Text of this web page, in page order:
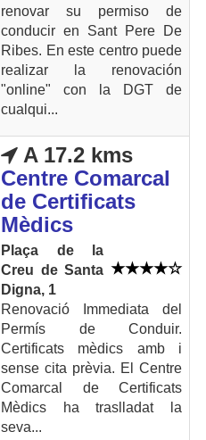
renovar su permiso de
conducir en Sant Pere De
Ribes. En este centro puede
realizar la renovación
"online" con la DGT de
cualqui...
A 17.2 kms
Centre Comarcal
de Certificats
Mèdics
Plaça de la
Creu de Santa
Digna, 1
Renovació Immediata del
Permís de Conduir.
Certificats mèdics amb i
sense cita prèvia. El Centre
Comarcal de Certificats
Mèdics ha traslladat la
seva...